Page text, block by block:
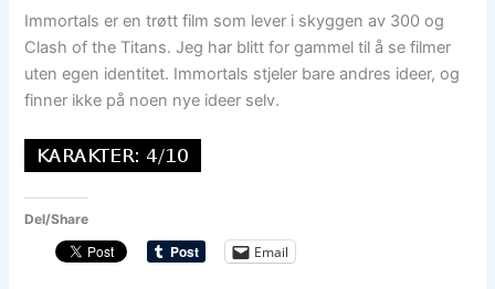
Immortals er en trøtt film som lever i skyggen av 300 og
Clash of the Titans. Jeg har blitt for gammel til å se filmer
uten egen identitet. Immortals stjeler bare andres ideer, og
finner ikke på noen nye ideer selv.
Del/Share
Email